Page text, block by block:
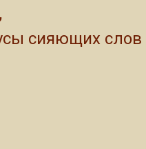
сияющих слов